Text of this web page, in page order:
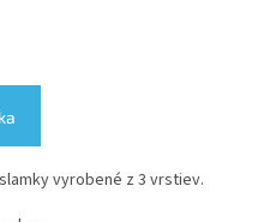
vyrobené z 3 vrstiev.